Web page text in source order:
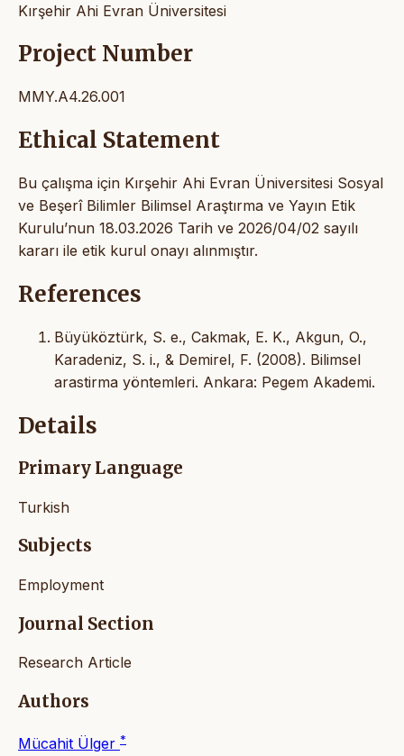
Kırşehir Ahi Evran Üniversitesi
Project Number
MMY.A4.26.001
Ethical Statement
Bu çalışma için Kırşehir Ahi Evran Üniversitesi Sosyal
ve Beşerî Bilimler Bilimsel Araştırma ve Yayın Etik
Kurulu’nun 18.03.2026 Tarih ve 2026/04/02 sayılı
kararı ile etik kurul onayı alınmıştır.
References
Büyüköztürk, S. e., Cakmak, E. K., Akgun, O.,
Karadeniz, S. i., & Demirel, F. (2008). Bilimsel
arastirma yöntemleri. Ankara: Pegem Akademi.
Details
Primary Language
Turkish
Subjects
Employment
Journal Section
Research Article
Authors
Mücahit Ülger *